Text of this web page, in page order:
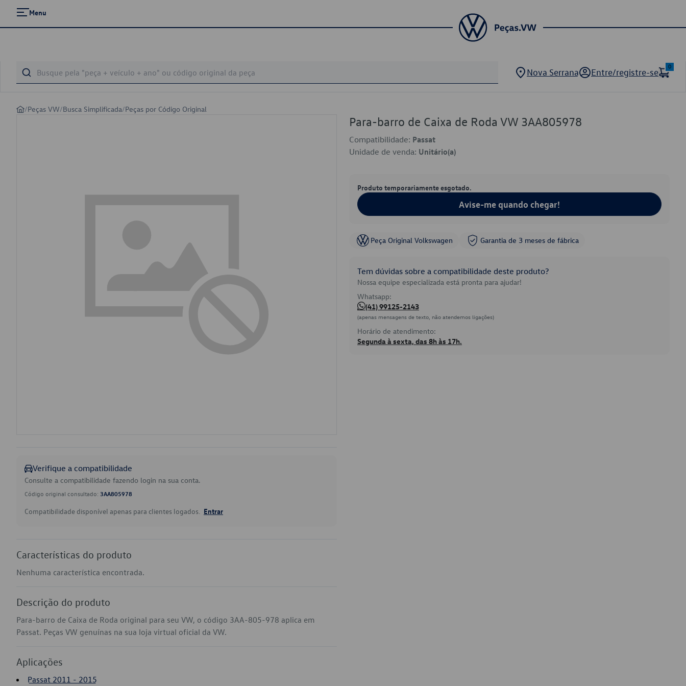
Menu
Nova Serrana Entre/registre-se
0
/Peças VW/Busca Simplificada/Peças por Código Original
Verifique a compatibilidade
Consulte a compatibilidade fazendo login na sua conta.
Código original consultado: 3AA805978
Compatibilidade disponível apenas para clientes logados. Entrar
Características do produto
Nenhuma característica encontrada.
Descrição do produto
Para-barro de Caixa de Roda original para seu VW, o código 3AA-805-978 aplica em
Passat. Peças VW genuínas na sua loja virtual oficial da VW.
Aplicações
Passat 2011 - 2015
Para-barro de Caixa de Roda VW 3AA805978
Compatibilidade: Passat
Unidade de venda: Unitário(a)
Produto temporariamente esgotado.
Avise-me quando chegar!
Peça Original Volkswagen Garantia de 3 meses de fábrica
Tem dúvidas sobre a compatibilidade deste produto?
Nossa equipe especializada está pronta para ajudar!
Whatsapp:
(41) 99125-2143
(apenas mensagens de texto, não atendemos ligações)
Horário de atendimento:
Segunda à sexta, das 8h às 17h.